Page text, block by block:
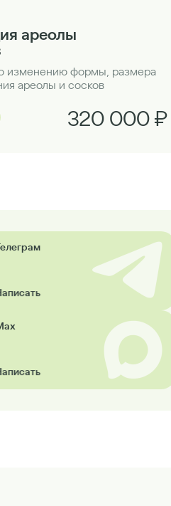
ареолы
изменению формы, размера
ареолы и сосков
320 000 ₽